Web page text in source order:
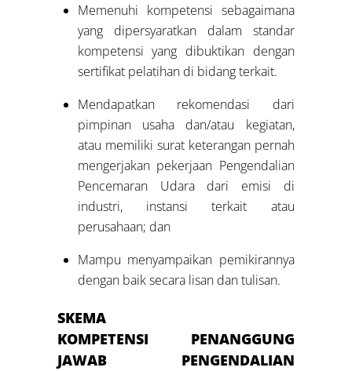
Memenuhi kompetensi sebagaimana
yang dipersyaratkan dalam standar
kompetensi yang dibuktikan dengan
sertifikat pelatihan di bidang terkait.
Mendapatkan rekomendasi dari
pimpinan usaha dan/atau kegiatan,
atau memiliki surat keterangan pernah
mengerjakan pekerjaan Pengendalian
Pencemaran Udara dari emisi di
industri, instansi terkait atau
perusahaan; dan
Mampu menyampaikan pemikirannya
dengan baik secara lisan dan tulisan.
SKEMA
KOMPETENSI PENANGGUNG
JAWAB PENGENDALIAN